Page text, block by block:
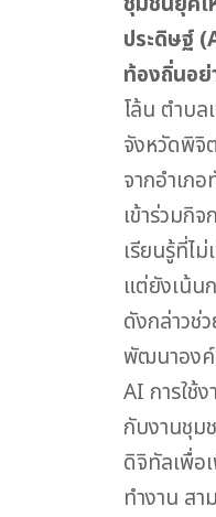
ประดิษฐ์
ท้องถิ่นอ
โล้น ตำบล
จังหวัดพิจิ
จากอำเภ
เข้าร่วมกิ
เรียนรู้ที่ไ
แต่ยังเน้น
ดังกล่าวช่
พัฒนาอง
AI การใช้
กับงานชุม
ดิจิทัลเพื่อ
ทำงาน ส